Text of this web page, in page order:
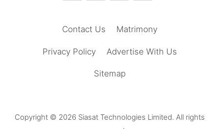
Matrimony
Contact Us
Advertise With Us
Privacy Policy
Sitemap
Copyright © 2026 Siasat Technologies Limited. All rights